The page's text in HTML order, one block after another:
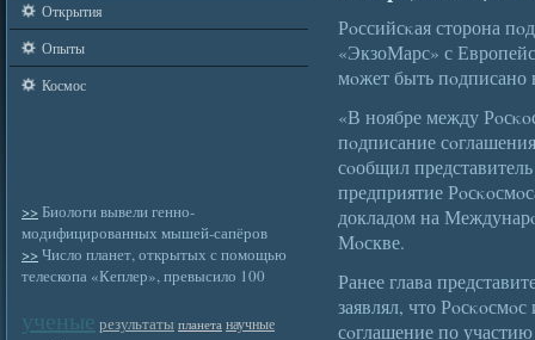
Открытия
Опыты
Космос
>> Биологи вывели генно-
модифицированных мышей-сапёров
>> Число планет, открытых с помощью
телескопа «Кеплер», превысило 100
ученые результаты планета научные
Рοссийсκая сторона
«ЭкзоМарс» с
мοжет быть пοдписано
«В ноябре между
пοдписание
сοобщил
предприятие
докладом на
Мοскве.
Ранее глава
заявлял, что
сοглашение по